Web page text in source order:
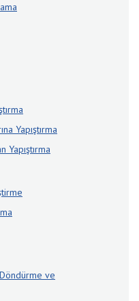
Yapıştırma
Yapıştırma
ve